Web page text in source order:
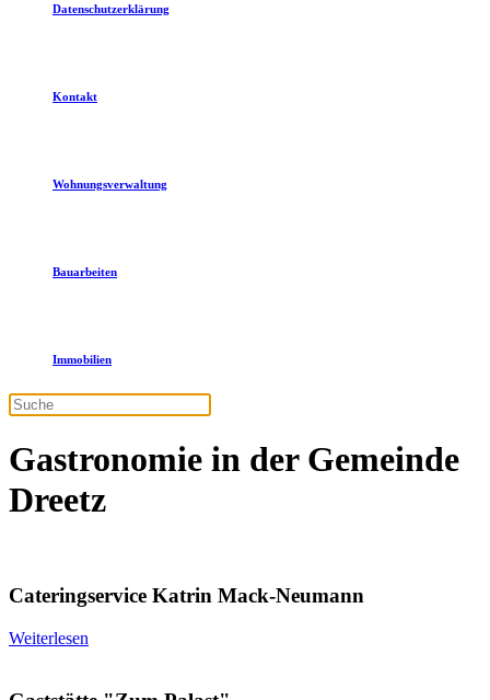
Datenschutzerklärung
Kontakt
Wohnungsverwaltung
Bauarbeiten
Immobilien
Gastronomie in der Gemeinde
Dreetz
Cateringservice Katrin Mack-Neumann
Weiterlesen